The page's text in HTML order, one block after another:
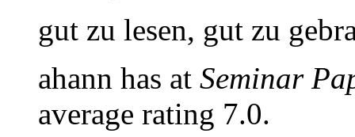
gut zu lesen, gut zu
ahann has at Seminar
average rating 7.0.